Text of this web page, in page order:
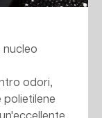
nucleo
odori,
polietilene